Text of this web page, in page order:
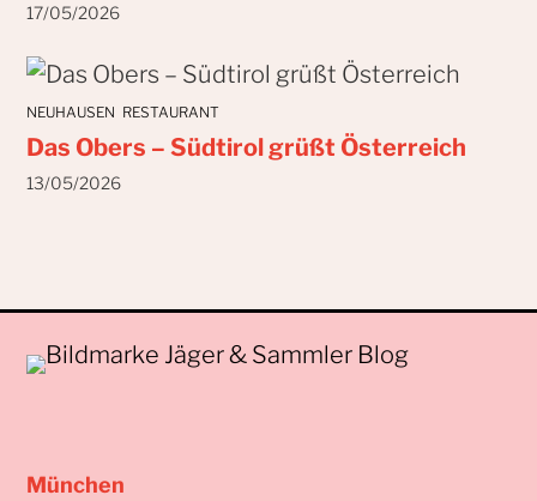
17/05/2026
NEUHAUSEN RESTAURANT
Das Obers – Südtirol grüßt Österreich
13/05/2026
München